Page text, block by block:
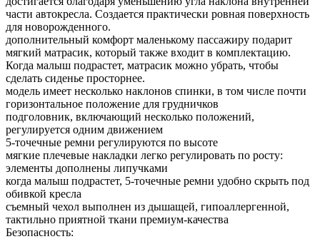
части автокресла. Создается практически ровная поверхность
для новорожденного.
дополнительный комфорт маленькому пассажиру подарит
мягкий матрасик, который также входит в комплектацию.
Когда малыш подрастет, матрасик можно убрать, чтобы
сделать сиденье просторнее.
модель имеет несколько наклонов спинки, в том числе почти
горизонтальное положение для грудничков
подголовник, включающий несколько положений,
регулируется одним движением
5-точечные ремни регулируются по высоте
мягкие плечевые накладки легко регулировать по росту:
элементы дополнены липучками
когда малыш подрастет, 5-точечные ремни удобно скрыть под
обивкой кресла
съемный чехол выполнен из дышащей, гипоаллергенной,
тактильно приятной ткани премиум-качества
Безопасность: